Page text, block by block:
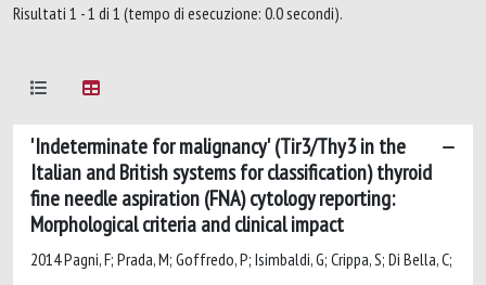
Risultati 1 - 1 di 1 (tempo di esecuzione: 0.0 secondi).
'Indeterminate for malignancy' (Tir3/Thy3 in the
Italian and British systems for classification) thyroid
fine needle aspiration (FNA) cytology reporting:
Morphological criteria and clinical impact
2014 Pagni, F; Prada, M; Goffredo, P; Isimbaldi, G; Crippa, S; Di Bella, C;